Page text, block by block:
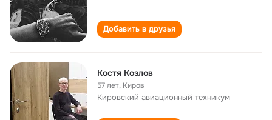
Добавить в друзья
Kостя Koзлов
57 лет, Киров
Кировский авиационный техникум